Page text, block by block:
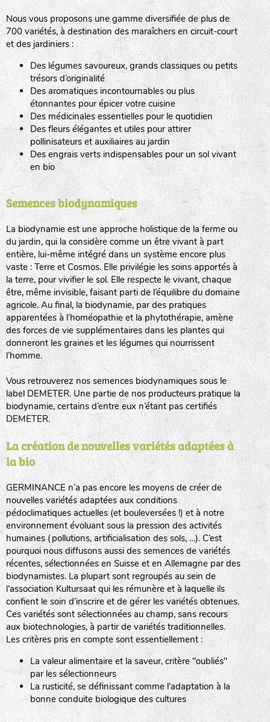
Nous vous proposons une gamme diversifiée de plus de
700 variétés, à destination des maraîchers en circuit-court
et des jardiniers :
Des légumes savoureux, grands classiques ou petits
trésors d’originalité
Des aromatiques incontournables ou plus
étonnantes pour épicer votre cuisine
Des médicinales essentielles pour le quotidien
Des fleurs élégantes et utiles pour attirer
pollinisateurs et auxiliaires au jardin
Des engrais verts indispensables pour un sol vivant
en bio
Semences biodynamiques
La biodynamie est une approche holistique de la ferme ou
du jardin, qui la considère comme un être vivant à part
entière, lui-même intégré dans un système encore plus
vaste : Terre et Cosmos. Elle privilégie les soins apportés à
la terre, pour vivifier le sol. Elle respecte le vivant, chaque
être, même invisible, faisant parti de l’équilibre du domaine
agricole. Au final, la biodynamie, par des pratiques
apparentées à l’homéopathie et la phytothérapie, amène
des forces de vie supplémentaires dans les plantes qui
donneront les graines et les légumes qui nourrissent
l’homme.
Vous retrouverez nos semences biodynamiques sous le
label DEMETER. Une partie de nos producteurs pratique la
biodynamie, certains d’entre eux n’étant pas certifiés
DEMETER.
La création de nouvelles variétés adaptées à
la bio
GERMINANCE n’a pas encore les moyens de créer de
nouvelles variétés adaptées aux conditions
pédoclimatiques actuelles (et bouleversées !) et à notre
environnement évoluant sous la pression des activités
humaines (pollutions, artificialisation des sols, …). C’est
pourquoi nous diffusons aussi des semences de variétés
récentes, sélectionnées en Suisse et en Allemagne par des
biodynamistes. La plupart sont regroupés au sein de
l'association Kultursaat qui les rémunère et à laquelle ils
confient le soin d’inscrire et de gérer les variétés obtenues.
Ces variétés sont sélectionnées au champ, sans recours
aux biotechnologies, à partir de variétés traditionnelles.
Les critères pris en compte sont essentiellement :
La valeur alimentaire et la saveur, critère "oubliés"
par les sélectionneurs
La rusticité, se définissant comme l'adaptation à la
bonne conduite biologique des cultures
BINGENHEIMER SAATGUT (BGH)
www.bingenheimersaatgut.de
DE BOLSTER (DBO)
www.bolster.nl
GRAINE DEL PAÏS (GDP)
www.grainesdelpais.com
JARDIN EN’VIE (JEV)
LA BOITE A GRAINES (LBAG)
LA RÉFÉRENCE :F BEL20BPA1A (en haut à gauche)
F : Fleurs.
Les autres catégories étant :
: Engrais vert
L: Légumes
A: Aromatiques
BEL : Code de la variété
(Ici Belle de nuit)
20 : Année de récolte(ici 2020)
BPA : Initiales du producteur ou du fournisseur de la
semence.
1 : Numéro d’ordre du lot
A : Sans calibre.
G: Gros
M: Moyen calibre
P: Petit calibre
tas de compost
fleurs
animaux domestiques
animaux sauvages
biodiversité cultivée
Légumes feuilles
Légumes racines
Plantes aromatiques